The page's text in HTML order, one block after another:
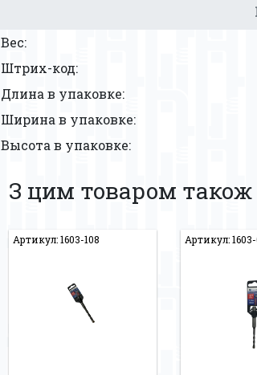
Вес:
Штрих-код:
Длина в упаковке:
Ширина в упаковке:
Высота в упаковке:
З цим товаром
Артикул: 1603-108 Артикул: